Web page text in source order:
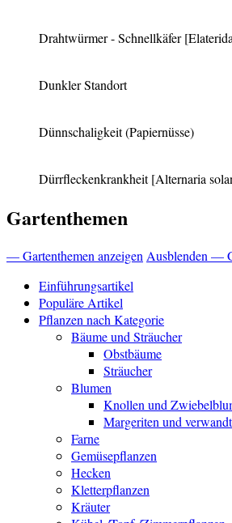
Drahtwürmer - Schnellkäfer
Dunkler Standort
Dünnschaligkeit (Papiernüsse)
Dürrfleckenkrankheit[Alternaria
Gartenthemen
— Gartenthemen anzeigenAusblenden —
Einführungsartikel
Populäre Artikel
Pflanzen nach Kategorie
Bäume und Sträucher
Obstbäume
Sträucher
Blumen
Knollen und
Margeriten und
Farne
Gemüsepflanzen
Hecken
Kletterpflanzen
Kräuter